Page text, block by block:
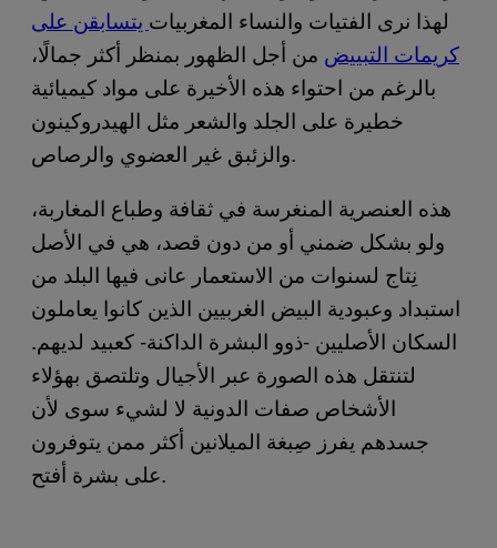
لهذا نرى الفتيات والنساء المغربيات يتسابقن على
كريمات التبييض من أجل الظهور بمنظر أكثر جمالًا،
بالرغم من احتواء هذه الأخيرة على مواد كيميائية
خطيرة على الجلد والشعر مثل الهيدروكينون
والزئبق غير العضوي والرصاص.
هذه العنصرية المنغرسة في ثقافة وطباع المغاربة،
ولو بشكل ضمني أو من دون قصد، هي في الأصل
نِتاج لسنوات من الاستعمار عانى فيها البلد من
استبداد وعبودية البيض الغربيين الذين كانوا يعاملون
السكان الأصليين -ذوو البشرة الداكنة- كعبيد لديهم.
لتنتقل هذه الصورة عبر الأجيال وتلتصق بهؤلاء
الأشخاص صفات الدونية لا لشيء سوى لأن
جسدهم يفرز صِبغة الميلانين أكثر ممن يتوفرون
على بشرة أفتح.